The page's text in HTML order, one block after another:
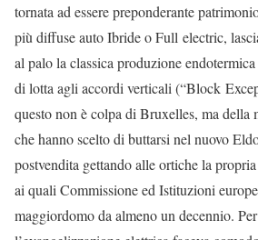
tornata ad essere preponderante
più diffuse auto Ibride o Full electric,
al palo la classica produzione
di lotta agli accordi verticali (“Block
questo non è colpa di Bruxelles, ma della
che hanno scelto di buttarsi nel nuovo
postvendita gettando alle ortiche la
ai quali Commissione ed Istituzioni
maggiordomo da almeno un decennio.